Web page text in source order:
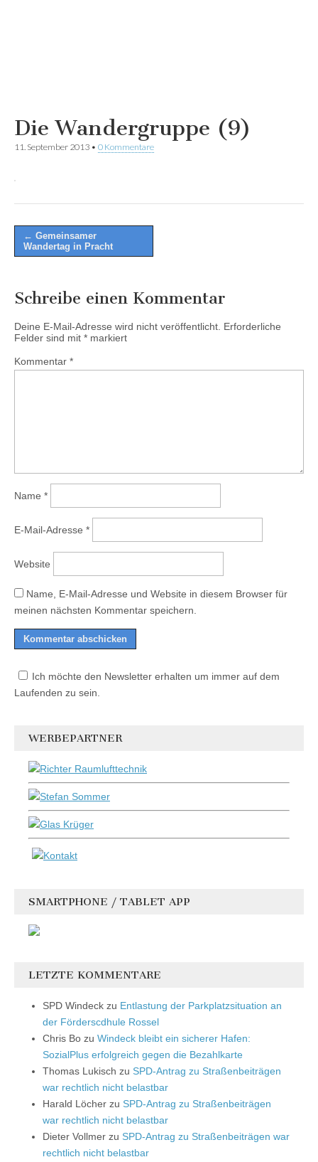
Die Wandergruppe (9)
11. September 2013 • 0 Kommentare
Post
navigation
← Gemeinsamer
Wandertag in Pracht
Schreibe einen Kommentar
Deine E-Mail-Adresse wird nicht veröffentlicht. Erforderliche
Felder sind mit * markiert
Kommentar *
Name *
E-Mail-Adresse *
Website
Name, E-Mail-Adresse und Website in diesem Browser für
meinen nächsten Kommentar speichern.
Ich möchte den Newsletter erhalten um immer auf dem
Laufenden zu sein.
WERBEPARTNER
SMARTPHONE / TABLET APP
LETZTE KOMMENTARE
SPD Windeck zu Entlastung der Parkplatzsituation an
der Förderscdhule Rossel
Chris Bo zu Windeck bleibt ein sicherer Hafen:
SozialPlus erfolgreich gegen die Bezahlkarte
Thomas Lukisch zu SPD-Antrag zu Straßenbeiträgen
war rechtlich nicht belastbar
Harald Löcher zu SPD-Antrag zu Straßenbeiträgen
war rechtlich nicht belastbar
Dieter Vollmer zu SPD-Antrag zu Straßenbeiträgen war
rechtlich nicht belastbar